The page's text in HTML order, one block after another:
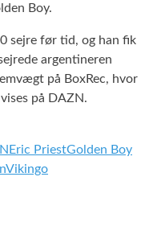
Boy.
sejre før tid, og han fik
argentineren
på BoxRec, hvor
på DAZN.
Eric PriestGolden Boy
Vikingo